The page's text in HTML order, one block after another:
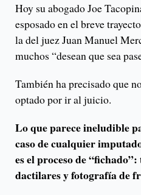
Hoy su abogado Joe
esposado en el breve
la del juez Juan Manuel
muchos “desean que sea
También ha precisado que
optado por ir al juicio.
Lo que parece ineludible
caso de cualquier
es el proceso de
dactilares y fotografía de